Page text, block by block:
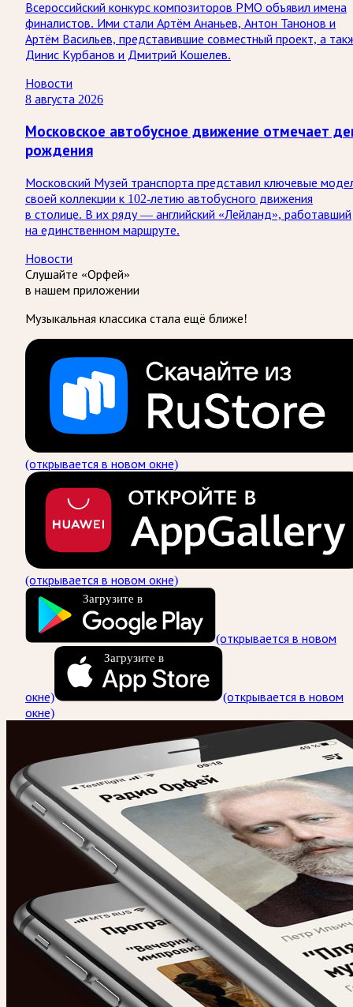
Всероссийский конкурс композиторов РМО объявил имена
финалистов. Ими стали Артём Ананьев, Антон Танонов и
Артём Васильев, представившие совместный проект, а
Динис Курбанов и Дмитрий Кошелев.
Новости
8 августа 2026
Московское автобусное движение отмечает
рождения
Московский Музей транспорта представил ключевые
своей коллекции к 102-летию автобусного движения
в столице. В их ряду — английский «Лейланд», работавший
на единственном маршруте.
Новости
Слушайте «Орфей»
в нашем приложении
Музыкальная классика стала ещё ближе!
(открывается в новом окне)
(открывается в новом окне)
Загрузите в
(открывается в новом
окне)
Загрузите в
(открывается в новом
окне)